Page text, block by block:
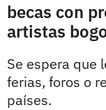
becas con
artistas
Se espera que
ferias, foros o
países.